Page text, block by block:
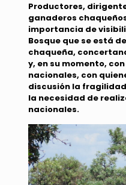
Productores,
ganaderos
importancia de
Bosqueque se está
chaqueña,
y, en su momento,
nacionales, con
discusión la
la necesidad de
nacionales.